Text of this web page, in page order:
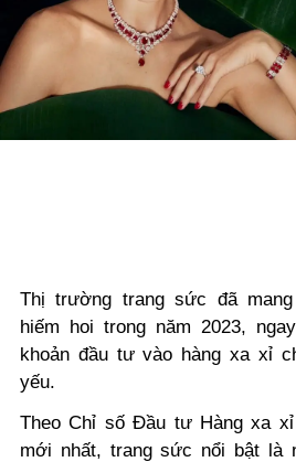
Thị trường trang sức đã
hiếm hoi trong năm 2023,
khoản đầu tư vào hàng xa xỉ
yếu.
Theo Chỉ số Đầu tư Hàng xa
mới nhất, trang sức nổi bật là